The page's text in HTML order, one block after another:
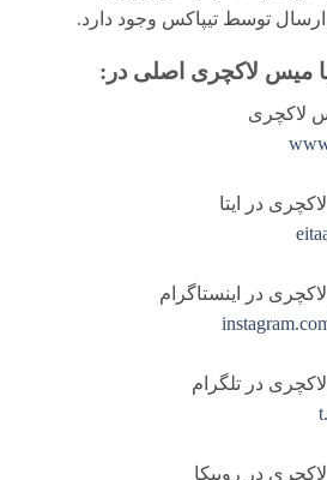
توسط تیپاکس وجود دارد.
میس لاکچری اصلی در:
لاکچری
در ایتا
در اینستاگرام
در تلگرام
در روبیکا